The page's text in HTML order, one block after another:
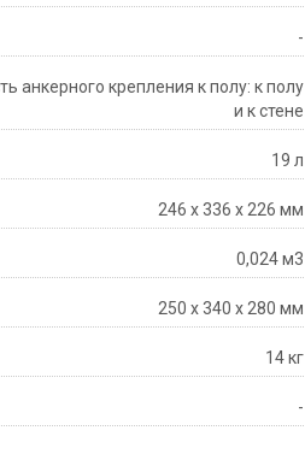
-
анкерного крепления к полу: к полу
и к стене
19 л
246 х 336 х 226 мм
0,024 м3
250 х 340 х 280 мм
14 кг
-